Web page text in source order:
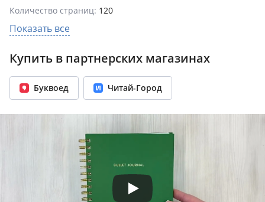
Количество страниц: 120
Формат: 182x216 мм
Показать все
Купить в партнерских магазинах
Буквоед Читай-Город